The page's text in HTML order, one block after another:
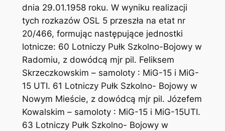
dnia 29.01.1958 roku. W wyniku realizacji
tych rozkazów OSL 5 przeszła na etat nr
20/466, formując następujące jednostki
lotnicze: 60 Lotniczy Pułk Szkolno-Bojowy w
Radomiu, z dowódcą mjr pil. Feliksem
Skrzeczkowskim – samoloty : MiG-15 i MiG-
15 UTI. 61 Lotniczy Pułk Szkolno- Bojowy w
Nowym Mieście, z dowódcą mjr pil. Józefem
Kowalskim – samoloty : MiG-15 i MiG-15UTI.
63 Lotniczy Pułk Szkolno- Bojowy w